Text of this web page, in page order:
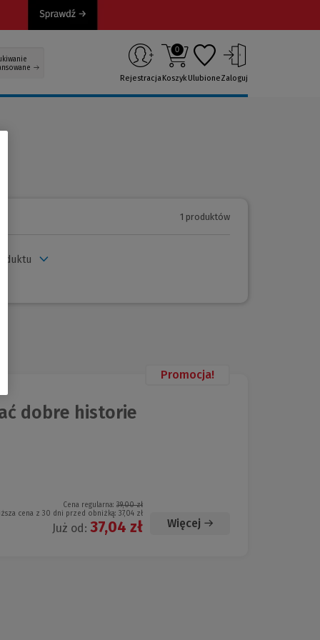
Rejestracja
0
KoszykUlubioneZaloguj
1 produktów
Promocja!
dobre historie
Cena regularna: 39,00 zł
cena z 30 dni przed obniżką: 37,04 zł
Już od: 37,04 zł Więcej